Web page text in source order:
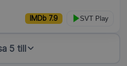
IMDb 7.9 SVT Play
5 till